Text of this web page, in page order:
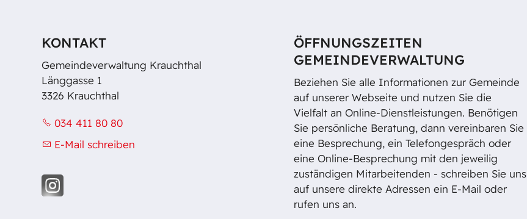
KONTAKT
Gemeindeverwaltung Krauchthal
Länggasse 1
3326 Krauchthal
034 411 80 80
E-Mail schreiben
ÖFFNUNGSZEITEN
GEMEINDEVERWALTUNG
Beziehen Sie alle Informationen zur Gemeinde
auf unserer Webseite und nutzen Sie die
Vielfalt an Online-Dienstleistungen. Benötigen
Sie persönliche Beratung, dann vereinbaren Sie
eine Besprechung, ein Telefongespräch oder
eine Online-Besprechung mit den jeweilig
zuständigen Mitarbeitenden - schreiben Sie uns
auf unsere direkte Adressen ein E-Mail oder
rufen uns an.